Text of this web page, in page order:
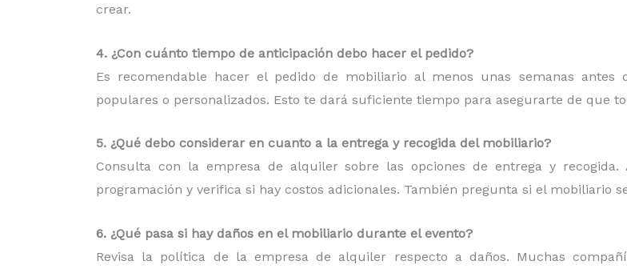
crear.
4. ¿Con cuánto tiempo de anticipación debo hacer el pedido?
Es recomendable hacer el pedido de mobiliario al menos unas semanas
populares o personalizados. Esto te dará suficiente tiempo para asegurarte de que
5. ¿Qué debo considerar en cuanto a la entrega y recogida del mobiliario?
Consulta con la empresa de alquiler sobre las opciones de entrega y
programación y verifica si hay costos adicionales. También pregunta si el mobiliario
6. ¿Qué pasa si hay daños en el mobiliario durante el evento?
Revisa la política de la empresa de alquiler respecto a daños. Muchas